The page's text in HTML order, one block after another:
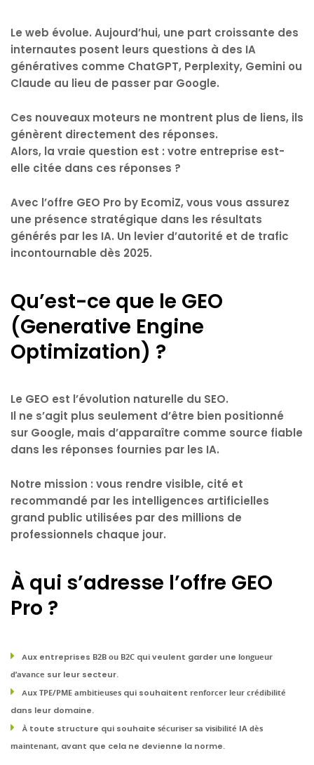
Le web évolue. Aujourd’hui, une part croissante des
internautes posent leurs questions à des IA
génératives comme ChatGPT, Perplexity, Gemini ou
Claude au lieu de passer par Google.
Ces nouveaux moteurs ne montrent plus de liens, ils
génèrent directement des réponses.
Alors, la vraie question est : votre entreprise est-
elle citée dans ces réponses ?
Avec l’offre GEO Pro by EcomiZ, vous vous assurez
une présence stratégique dans les résultats
générés par les IA. Un levier d’autorité et de trafic
incontournable dès 2025.
Qu’est-ce que le GEO
(Generative Engine
Optimization) ?
Le GEO est l’évolution naturelle du SEO.
Il ne s’agit plus seulement d’être bien positionné
sur Google, mais d’apparaître comme source fiable
dans les réponses fournies par les IA.
Notre mission : vous rendre visible, cité et
recommandé par les intelligences artificielles
grand public utilisées par des millions de
professionnels chaque jour.
À qui s’adresse l’offre GEO
Pro ?
Aux entreprises B2B ou B2C qui veulent garder une longueur
d’avance sur leur secteur.
Aux TPE/PME ambitieuses qui souhaitent renforcer leur crédibilité
dans leur domaine.
À toute structure qui souhaite sécuriser sa visibilité IA dès
maintenant, avant que cela ne devienne la norme.